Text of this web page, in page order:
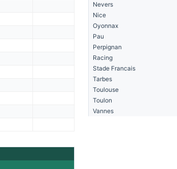
Nevers
Nice
Oyonnax
Pau
Perpignan
Racing
Stade Francais
Tarbes
Toulouse
Toulon
Vannes